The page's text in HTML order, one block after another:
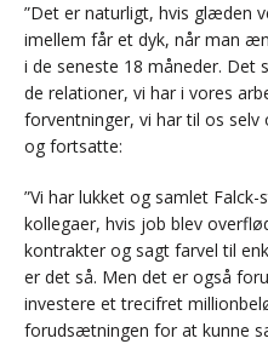
”Det er naturligt, hvis glæden
imellem får et dyk, når man
i de seneste 18 måneder. Det
de relationer, vi har i vores
forventninger, vi har til os selv
og fortsatte:
”Vi har lukket og samlet
kollegaer, hvis job blev
kontrakter og sagt farvel til
er det så. Men det er også
investere et trecifret
forudsætningen for at kunne